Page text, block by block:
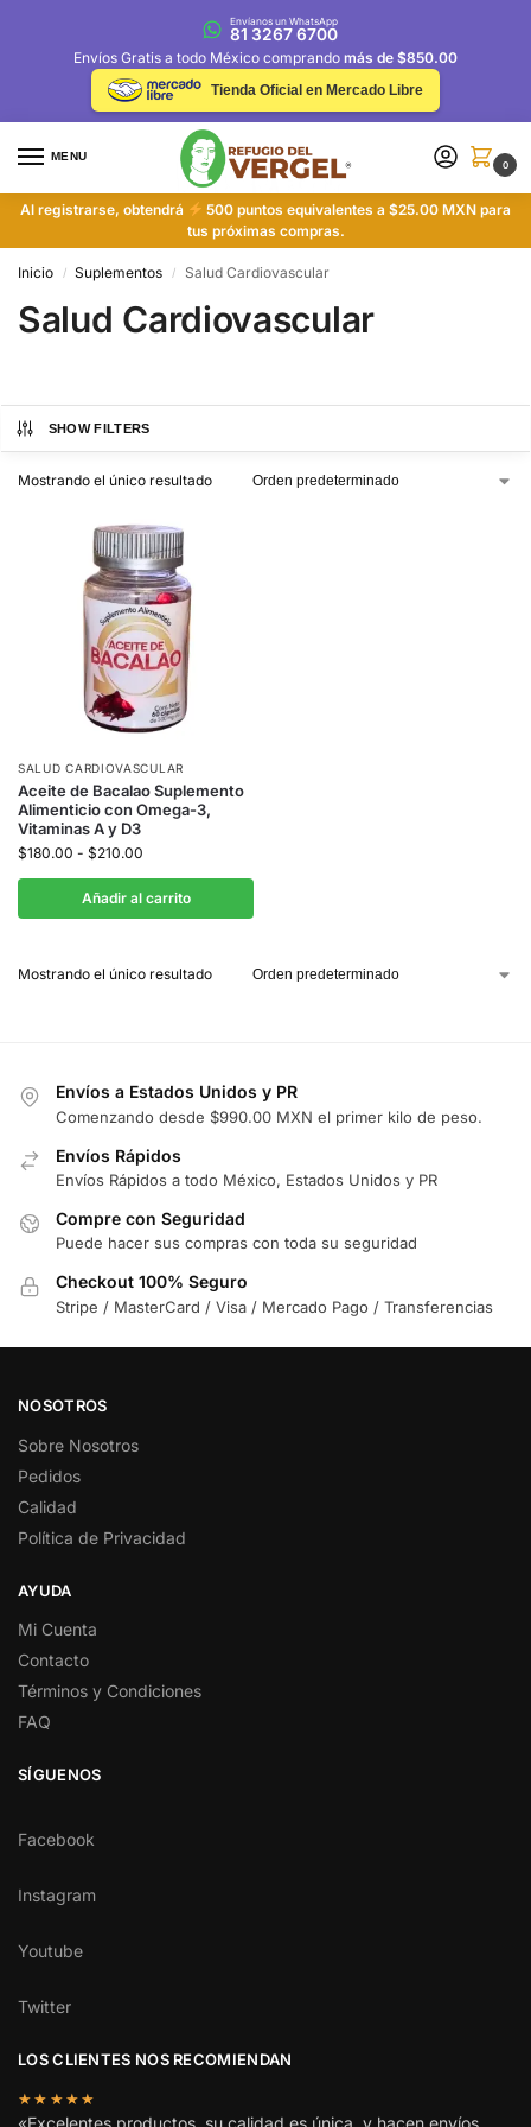
Envíanos un WhatsApp
81 3267 6700
Envíos Gratis a todo México comprando más de $850.00
Tienda Oficial en Mercado Libre
MENU
0
Al registrarse, obtendrá
500 puntos equivalentes a $25.00 MXN para
tus próximas compras.
Inicio / Suplementos / Salud Cardiovascular
Salud Cardiovascular
SHOW FILTERS
Mostrando el único resultado
SALUD CARDIOVASCULAR
Aceite de Bacalao Suplemento
Alimenticio con Omega-3,
Vitaminas A y D3
$180.00 - $210.00
Añadir al carrito
Mostrando el único resultado
Envíos a Estados Unidos y PR
Comenzando desde $990.00 MXN el primer kilo de peso.
Envíos Rápidos
Envíos Rápidos a todo México, Estados Unidos y PR
Compre con Seguridad
Puede hacer sus compras con toda su seguridad
Checkout 100% Seguro
Stripe / MasterCard / Visa / Mercado Pago / Transferencias
NOSOTROS
Sobre Nosotros
Pedidos
Calidad
Política de Privacidad
AYUDA
Mi Cuenta
Contacto
Términos y Condiciones
FAQ
SÍGUENOS
Facebook
Instagram
Youtube
Twitter
LOS CLIENTES NOS RECOMIENDAN
★★★★★